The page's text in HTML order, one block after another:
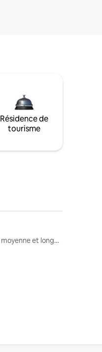
Résidence de
tourisme
Locations moyenne et longue durée